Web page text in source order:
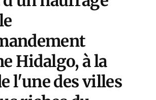
Hidalgo, à la
l'une des villes